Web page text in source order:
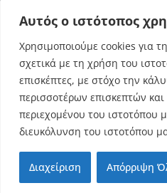
Αυτός ο ιστότοπος
Χρησιμοποιούμε cookies για
σχετικά με τη χρήση του
επισκέπτες, με στόχο την
περισσοτέρων επισκεπτών
περιεχομένου του ιστοτόπου
διευκόλυνση του ιστοτόπου
Διαχείριση Απόρριψη